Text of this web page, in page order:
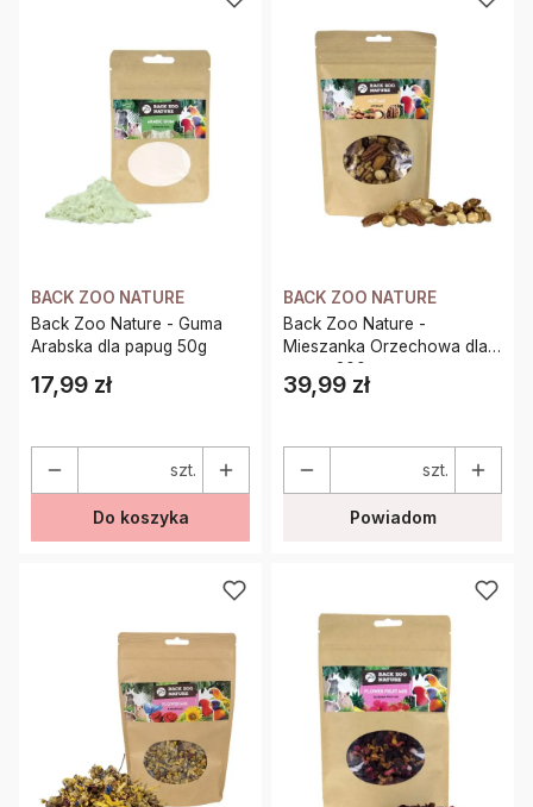
BACK ZOO NATURE
Back Zoo Nature - Guma
Arabska dla papug 50g
Cena
17,99 zł
szt.
Do koszyka
BACK ZOO NATURE
Back Zoo Nature -
Mieszanka Orzechowa dla
papug 200g
Cena
39,99 zł
szt.
Powiadom